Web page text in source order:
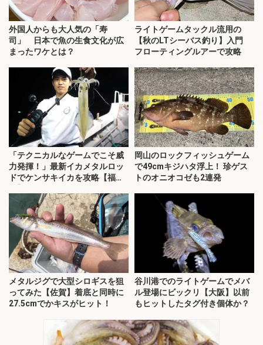
外国人からも大人気の「寿
司」 日本で魚の生食文化が広
まったワケとは？
ライトゲームタックル流用の
【秋のLTシーバス釣り】入門
フローティングルアーで攻略
「テクニカルなゲームでこそ威
力発揮！」最新イカメタルロッ
ドでケンサキイカを攻略【福
岡山のロックフィッシュゲーム
で49cmキジハタ浮上！ 珍ゲス
トのオニオコゼも2連発
メタルジグで大型シロギスを狙
ってみた【佐賀】着底と同時に
27.5cmでかキスがヒット！
谷川港でのライトゲームでメバ
ル登場にビックリ【大阪】以前
もヒットしたタグ付き個体か？